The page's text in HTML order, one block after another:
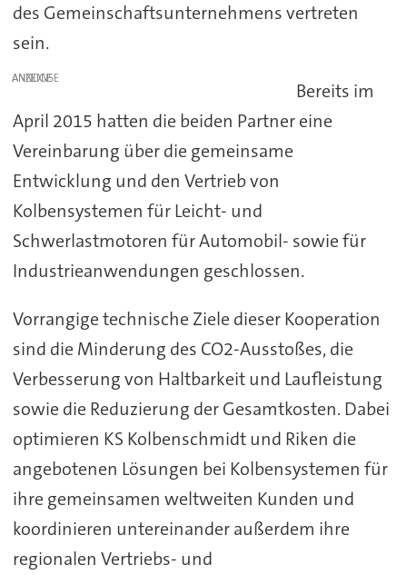
des Gemeinschaftsunternehmens vertreten
sein.
ANZEIGE
Bereits im
April 2015 hatten die beiden Partner eine
Vereinbarung über die gemeinsame
Entwicklung und den Vertrieb von
Kolbensystemen für Leicht- und
Schwerlastmotoren für Automobil- sowie für
Industrieanwendungen geschlossen.
Vorrangige technische Ziele dieser Kooperation
sind die Minderung des CO2-Ausstoßes, die
Verbesserung von Haltbarkeit und Laufleistung
sowie die Reduzierung der Gesamtkosten. Dabei
optimieren KS Kolbenschmidt und Riken die
angebotenen Lösungen bei Kolbensystemen für
ihre gemeinsamen weltweiten Kunden und
koordinieren untereinander außerdem ihre
regionalen Vertriebs- und